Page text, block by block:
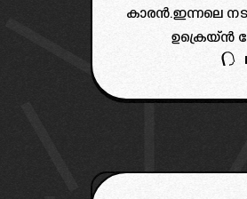
കാരൻ.ഇന്നലെ
ഉക്രെയ്ൻ